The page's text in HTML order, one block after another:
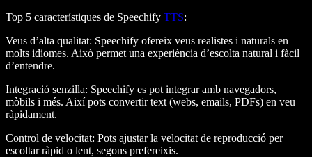
Top 5 característiques de Speechify TTS:
Veus d’alta qualitat: Speechify ofereix veus realistes i naturals en
molts idiomes. Això permet una experiència d’escolta natural i fàcil
d’entendre.
Integració senzilla: Speechify es pot integrar amb navegadors,
mòbils i més. Així pots convertir text (webs, emails, PDFs) en veu
ràpidament.
Control de velocitat: Pots ajustar la velocitat de reproducció per
escoltar ràpid o lent, segons prefereixis.